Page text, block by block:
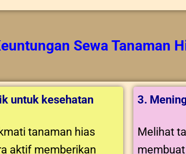
Sewa Tanaman
untuk kesehatan
tanaman hias
aktif memberikan
3.
Melihat